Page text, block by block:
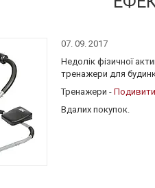
07. 09. 2017
Недолік фізичної
тренажери для
Тренажери -
Вдалих покупок.